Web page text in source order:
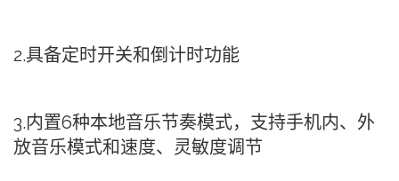
2.具备定时开关和倒计时功能
3.内置6种本地⾳乐节奏模式，⽀持⼿机内、外
放⾳乐模式和速度、灵敏度调节